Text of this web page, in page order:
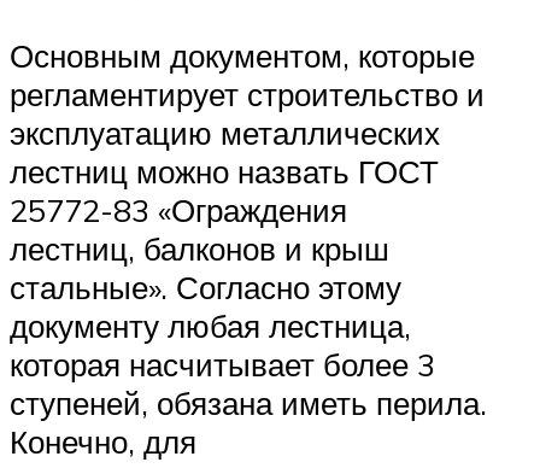
Основным документом, которые
регламентирует строительство и
эксплуатацию металлических
лестниц можно назвать ГОСТ
25772-83 «Ограждения
лестниц, балконов и крыш
стальные». Согласно этому
документу любая лестница,
которая насчитывает более 3
ступеней, обязана иметь перила.
Конечно, для